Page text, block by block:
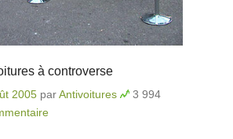
à controverse
2005 parAntivoitures
3 994